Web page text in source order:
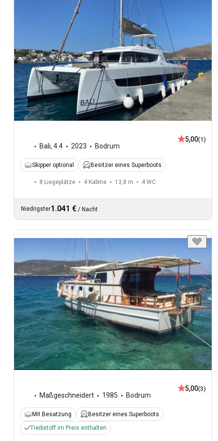
Bali, 4.4 2023 Bodrum
5,00(1)
Skipper optional Besitzer eines Superboots
8 Liegeplätze 4 Kabine 13,8 m 4 WC
Niedrigster1.041 € / Nacht
Maßgeschneidert 1985 Bodrum
5,00(3)
Mit Besatzung
Besitzer eines Superboots
Treibstoff im Preis enthalten